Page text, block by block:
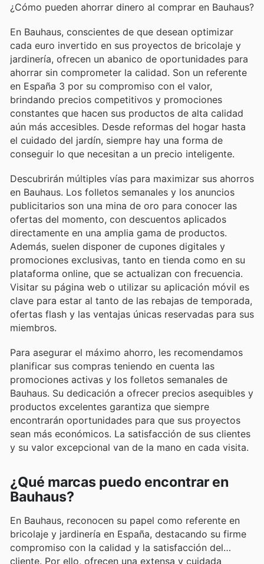
¿Cómo pueden ahorrar dinero al comprar en Bauhaus?
En Bauhaus, conscientes de que desean optimizar
cada euro invertido en sus proyectos de bricolaje y
jardinería, ofrecen un abanico de oportunidades para
ahorrar sin comprometer la calidad. Son un referente
en España 3 por su compromiso con el valor,
brindando precios competitivos y promociones
constantes que hacen sus productos de alta calidad
aún más accesibles. Desde reformas del hogar hasta
el cuidado del jardín, siempre hay una forma de
conseguir lo que necesitan a un precio inteligente.
Descubrirán múltiples vías para maximizar sus ahorros
en Bauhaus. Los folletos semanales y los anuncios
publicitarios son una mina de oro para conocer las
ofertas del momento, con descuentos aplicados
directamente en una amplia gama de productos.
Además, suelen disponer de cupones digitales y
promociones exclusivas, tanto en tienda como en su
plataforma online, que se actualizan con frecuencia.
Visitar su página web o utilizar su aplicación móvil es
clave para estar al tanto de las rebajas de temporada,
ofertas flash y las ventajas únicas reservadas para sus
miembros.
Para asegurar el máximo ahorro, les recomendamos
planificar sus compras teniendo en cuenta las
promociones activas y los folletos semanales de
Bauhaus. Su dedicación a ofrecer precios asequibles y
productos excelentes garantiza que siempre
encontrarán oportunidades para que sus proyectos
sean más económicos. La satisfacción de sus clientes
y su valor excepcional van de la mano en cada visita.
¿Qué marcas puedo encontrar en
Bauhaus?
En Bauhaus, reconocen su papel como referente en
bricolaje y jardinería en España, destacando su firme
compromiso con la calidad y la satisfacción del
cliente. Por ello, ofrecen una extensa y cuidada